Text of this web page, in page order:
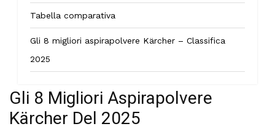
Tabella comparativa
Gli 8 migliori aspirapolvere Kärcher – Classifica
2025
Gli 8 Migliori Aspirapolvere
Kärcher Del 2025